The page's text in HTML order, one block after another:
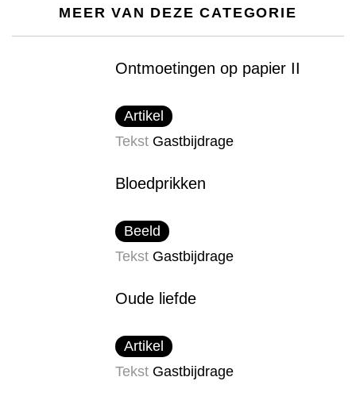
MEER VAN DEZE CATEGORIE
Ontmoetingen op papier II
Artikel
Tekst Gastbijdrage
Bloedprikken
Beeld
Tekst Gastbijdrage
Oude liefde
Artikel
Tekst Gastbijdrage